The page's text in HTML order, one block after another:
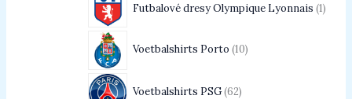
Futbalové dresy Olympique Lyonnais 1
Voetbalshirts Porto 10
Voetbalshirts PSG 62